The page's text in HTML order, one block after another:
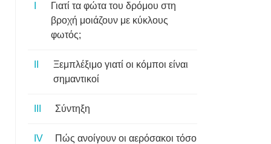
Γιατί τα φώτα του δρόμου στη
βροχή μοιάζουν με κύκλους
φωτός;
Ξεμπλέξιμο γιατί οι κόμποι είναι
σημαντικοί
Σύντηξη
Πώς ανοίγουν οι αερόσακοι τόσο